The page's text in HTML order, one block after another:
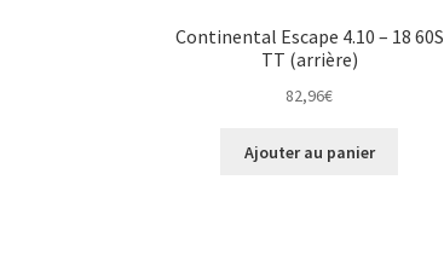
Continental Escape 4.10 – 18 60S
TT (arrière)
82,96€
Ajouter au panier